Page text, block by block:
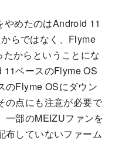
めたのはAndroid 11
らではなく、Flyme
からということにな
11ベースのFlyme OS
のFlyme OSにダウン
の点にも注意が必要で
一部のMEIZUファンを
布していないファーム